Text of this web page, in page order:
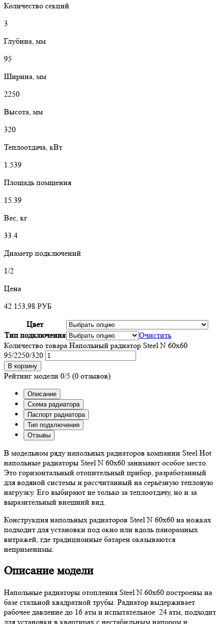
Количество секций
3
Глубина, мм
95
Ширина, мм
2250
Высота, мм
320
Теплоотдача, кВт
1.539
Площадь помщения
15.39
Вес, кг
33.4
Диаметр подключений
1/2
Цена
42 153,98 РУБ
Цвет
Тип подключения
Очистить
Количество товара Напольный радиатор Steel N 60х60
95/2250/320
В корзину
Рейтинг модели 0/5 (0 отзывов)
Описание
Схема радиатора
Паспорт радиатора
Тип подключения
Отзывы
В модельном ряду напольных радиаторов компании Steel Hot
напольные радиаторы Steel N 60х60 занимают особое место.
Это горизонтальный отопительный прибор, разработанный
для водяной системы и рассчитанный на серьёзную тепловую
нагрузку. Его выбирают не только за теплоотдачу, но и за
выразительный внешний вид.
Конструкция напольных радиаторов Steel N 60х60 на ножках
подходит для установки под окно или вдоль панорамных
витражей, где традиционные батареи оказываются
неприменимы.
Описание модели
Напольные радиаторы отопления Steel N 60х60 построены на
базе стальной квадратной трубы. Радиатор выдерживает
рабочее давление до 16 атм и испытательное 24 атм, подходит
для установки в квартирах с нестабильным напором и